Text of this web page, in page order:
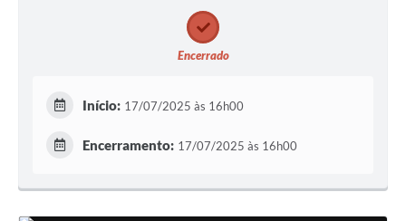
Encerrado
Início: 17/07/2025 às 16h00
Encerramento: 17/07/2025 às 16h00